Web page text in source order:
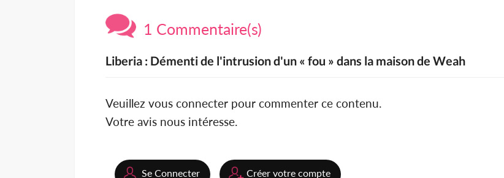
1 Commentaire(s)
Liberia : Démenti de l'intrusion d'un « fou » dans la maison de Weah
Veuillez vous connecter pour commenter ce contenu.
Votre avis nous intéresse.
Se Connecter Créer votre compte